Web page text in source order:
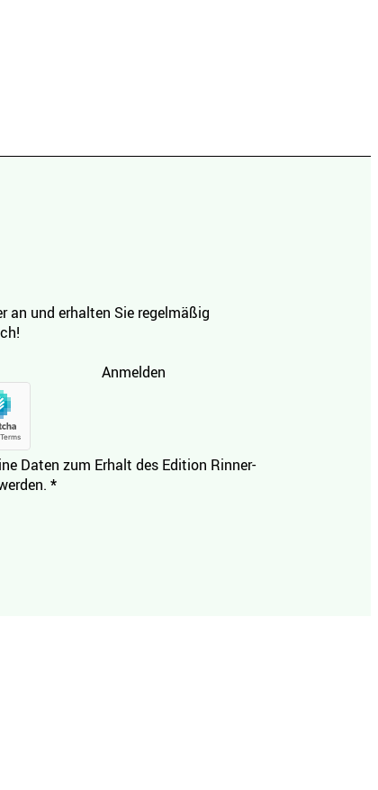
an und erhalten Sie regelmäßig
Anmelden
Daten zum Erhalt des Edition Rinner-
*